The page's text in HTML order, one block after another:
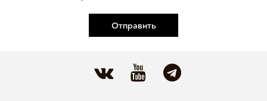
Отправить